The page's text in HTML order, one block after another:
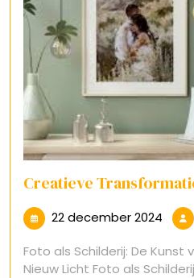
Creatieve
22 december 2024 22
2024
Foto als Schilderij: De Kunst
Nieuw Licht Foto als